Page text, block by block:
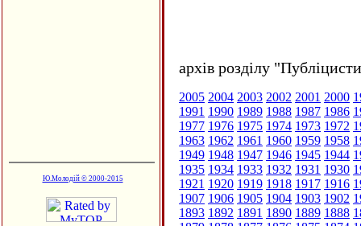
Ю.Молодій © 2000-2015
архів розділу
2005 2004 2003 2002 2001 2000
1991 1990 1989 1988 1987 1986
1977 1976 1975 1974 1973 1972
1963 1962 1961 1960 1959 1958
1949 1948 1947 1946 1945 1944
1935 1934 1933 1932 1931 1930
1921 1920 1919 1918 1917 1916
1907 1906 1905 1904 1903 1902
1893 1892 1891 1890 1889 1888